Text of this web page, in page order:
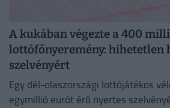
A kukában végezte a 400
lottófőnyeremény: hihetetlen
szelvényért
Egy dél-olaszországi lottójátékos
egymillió eurót érő nyertes